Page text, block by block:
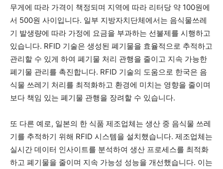
무게에 따라 가격이 책정되며 지역에 따라 리터당 약 100원에
서 500원 사이입니다. 일부 지방자치단체에서는 음식물쓰레
기 발생량에 따라 가정에 요금을 부과하는 선불제를 시행하고
있습니다. RFID 기술은 생성된 폐기물을 효율적으로 추적하고
관리할 수 있게 하여 폐기물 처리 관행을 줄이고 지속 가능한
폐기물 관리를 촉진합니다. RFID 기술의 도움으로 한국은 음
식물 쓰레기 처리를 최적화하고 환경에 미치는 영향을 줄이며
보다 책임 있는 폐기물 관행을 장려할 수 있습니다.
또 다른 예로, 일본의 한 식품 제조업체는 생산 중 음식물 쓰레
기를 추적하기 위해 RFID 시스템을 설치했습니다. 제조업체는
실시간 데이터 인사이트를 분석하여 생산 프로세스를 최적화
하고 폐기물을 줄이며 지속 가능성 성능을 개선했습니다. 이는